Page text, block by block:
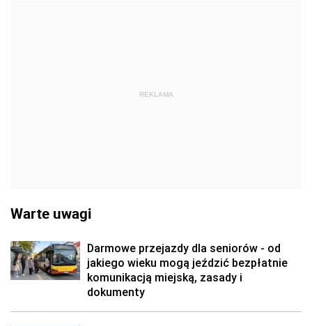
REKLAMA
Warte uwagi
Darmowe przejazdy dla seniorów - od
jakiego wieku mogą jeździć bezpłatnie
komunikacją miejską, zasady i
dokumenty